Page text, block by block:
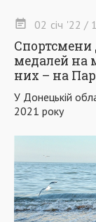
02 січ '22 /
Спортсмени
медалей на
них – на
У Донецькій
2021 року